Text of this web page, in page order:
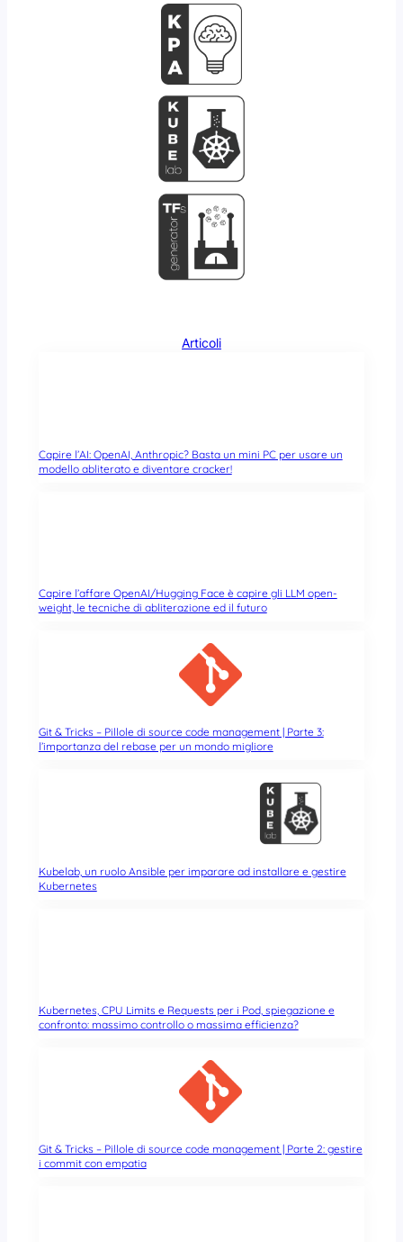
Articoli
Capire l’AI: OpenAI, Anthropic? Basta un mini PC per usare un
modello abliterato e diventare cracker!
Capire l’affare OpenAI/Hugging Face è capire gli LLM open-
weight, le tecniche di abliterazione ed il futuro
Git & Tricks – Pillole di source code management | Parte 3:
l’importanza del rebase per un mondo migliore
Kubelab, un ruolo Ansible per imparare ad installare e gestire
Kubernetes
Kubernetes, CPU Limits e Requests per i Pod, spiegazione e
confronto: massimo controllo o massima efficienza?
Git & Tricks – Pillole di source code management | Parte 2: gestire
i commit con empatia